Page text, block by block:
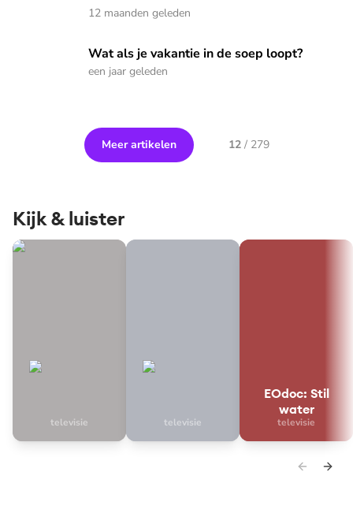
12 maanden geleden
Wat als je vakantie in de soep loopt?
Wat als je vakantie in de soep loopt?
een jaar geleden
Meer artikelen 12/ 279
Kijk & luister
televisie
Handen aan de couveuse
Handen aan de couveuse
televisie
Meer dan verwacht
Meer dan verwacht
televisie
EOdoc: Stil
water
EOdoc: Stil water